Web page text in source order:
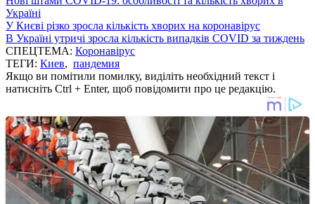
Україні
У Києві різко зросла кількість хворих на коронавірус
В Україні утричі зросла кількість випадків COVID за тиждень
СПЕЦТЕМА: Коронавірус
ТЕГИ: Киев, пандемия
Якщо ви помітили помилку, виділіть необхідний текст і
натисніть Ctrl + Enter, щоб повідомити про це редакцію.